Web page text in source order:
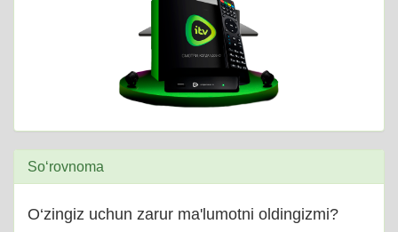
So‘rovnoma
O‘zingiz uchun zarur ma'lumotni oldingizmi?